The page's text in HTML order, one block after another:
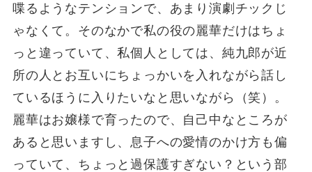
喋るようなテンションで、あまり演劇チックじ
ゃなくて。そのなかで私の役の麗華だけはちょ
っと違っていて、私個人としては、純九郎が近
所の人とお互いにちょっかいを入れながら話し
ているほうに入りたいなと思いながら（笑）。
麗華はお嬢様で育ったので、自己中なところが
あると思いますし、息子への愛情のかけ方も偏
っていて、ちょっと過保護すぎない？という部